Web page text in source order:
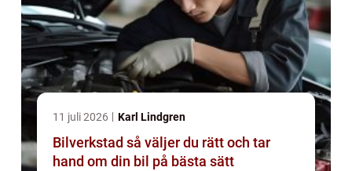
11 juli 2026 Karl Lindgren
Bilverkstad så väljer du rätt och tar
hand om din bil på bästa sätt